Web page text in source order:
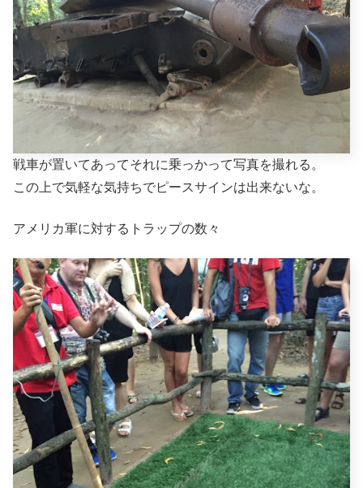
戦車が置いてあってそれに乗っかって写真を撮れる。
この上で気軽な気持ちでピースサインは出来ないな。
アメリカ軍に対するトラップの数々